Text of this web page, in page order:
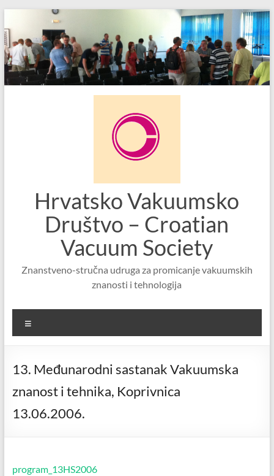
to
content
Hrvatsko Vakuumsko
Društvo – Croatian
Vacuum Society
Znanstveno-stručna udruga za promicanje vakuumskih
znanosti i tehnologija
13. Međunarodni sastanak Vakuumska
znanost i tehnika, Koprivnica
13.06.2006.
program_13HS2006